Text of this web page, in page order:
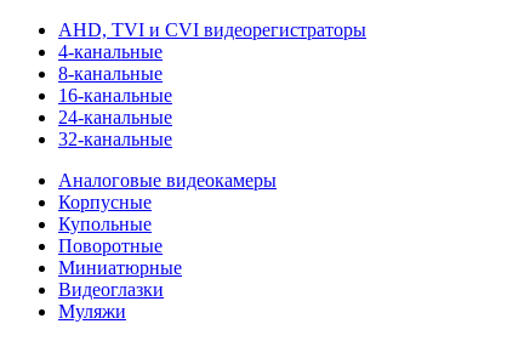
AHD, TVI и CVI видеорегистраторы
4-канальные
8-канальные
16-канальные
24-канальные
32-канальные
Аналоговые видеокамеры
Корпусные
Купольные
Поворотные
Миниатюрные
Видеоглазки
Муляжи